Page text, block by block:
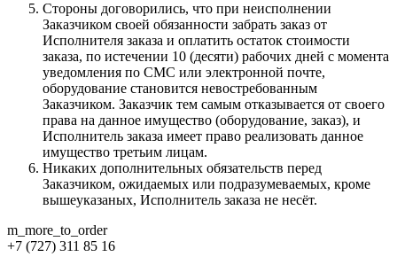
Стороны договорились, что при неисполнении
Заказчиком своей обязанности забрать заказ от
Исполнителя заказа и оплатить остаток стоимости
заказа, по истечении 10 (десяти) рабочих дней с момента
уведомления по СМС или электронной почте,
оборудование становится невостребованным
Заказчиком. Заказчик тем самым отказывается от своего
права на данное имущество (оборудование, заказ), и
Исполнитель заказа имеет право реализовать данное
имущество третьим лицам.
Никаких дополнительных обязательств перед
Заказчиком, ожидаемых или подразумеваемых, кроме
вышеуказаных, Исполнитель заказа не несёт.
m_more_to_order
+7 (727) 311 85 16